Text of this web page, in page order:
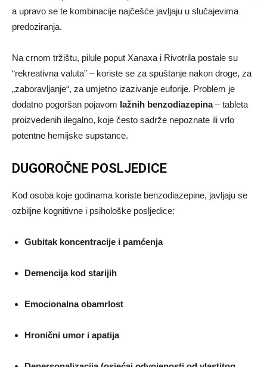
a upravo se te kombinacije najčešće javljaju u slučajevima
predoziranja.
Na crnom tržištu, pilule poput Xanaxa i Rivotrila postale su
“rekreativna valuta” – koriste se za spuštanje nakon droge, za
„zaboravljanje“, za umjetno izazivanje euforije. Problem je
dodatno pogoršan pojavom lažnih benzodiazepina– tableta
proizvedenih ilegalno, koje često sadrže nepoznate ili vrlo
potentne hemijske supstance.
DUGOROČNE POSLJEDICE
Kod osoba koje godinama koriste benzodiazepine, javljaju se
ozbiljne kognitivne i psihološke posljedice:
Gubitak koncentracije i pamćenja
Demencija kod starijih
Emocionalna obamrlost
Hronični umor i apatija